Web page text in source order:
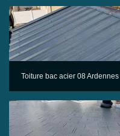
Toiture bac acier 08 Ardennes